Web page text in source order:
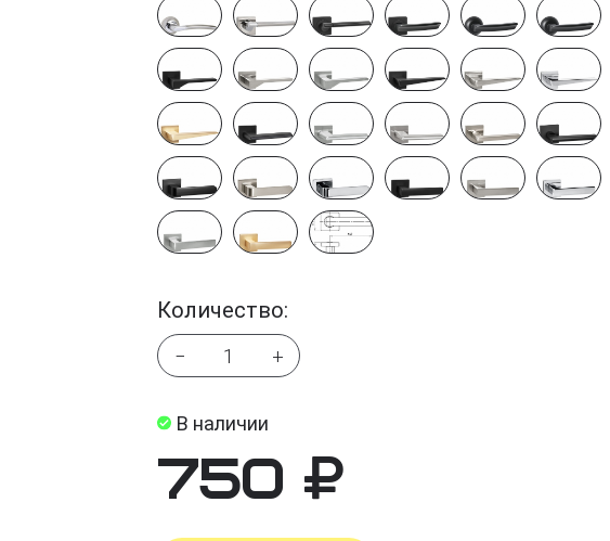
Количество:
− +
В наличии
750